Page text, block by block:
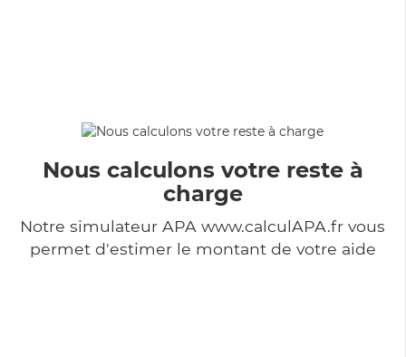
Nous calculons votre reste à
charge
Notre simulateur APA www.calculAPA.fr vous
permet d'estimer le montant de votre aide